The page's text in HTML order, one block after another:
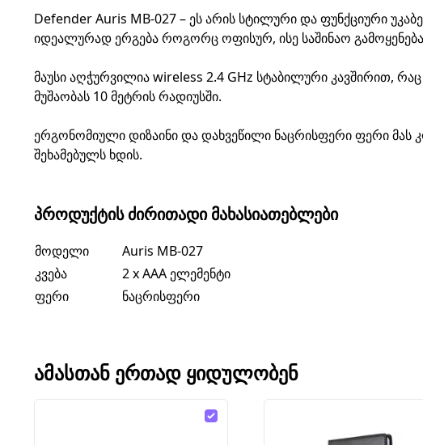
Defender Auris MB-027 – ეს არის სტილური და ფუნქციური
იდეალურად ერგება როგორც ოფისურ, ისე საშინაო
მაუსი აღჭურვილია wireless 2.4 GHz სტაბილური კავშირით,
მუშაობას 10 მეტრის რადიუსში.
ერგონომიული დიზაინი და დახვეწილი ნაცრისფერი ფერი
შეხამებულს ხდის.
ᲞᲠᲝᲓᲣᲥᲢᲘᲡ ᲫᲘᲠᲘᲗᲐᲓᲘ ᲛᲐᲮᲐᲡᲘᲐᲗᲔᲑᲚᲔᲑᲘ
მოდელი
Auris MB-027
კვება
2 x AAA ელემენტი
ფერი
ნაცრისფერი
ᲐᲛᲐᲡᲗᲐᲜ ᲔᲠᲗᲐᲓ ᲧᲘᲓᲣᲚᲝᲑᲔᲜ